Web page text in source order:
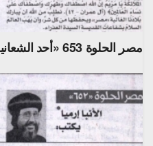
مصر الحلوة 653 «أحد الشعانين» 1/4/2026